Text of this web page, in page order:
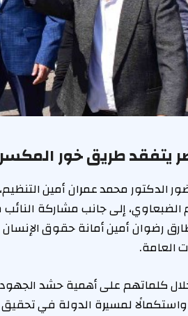
يتفقد طريق خور
الدكتور محمد عمران أمين
الضبعاوي، إلى جانب مشاركة
رضوان أمين أمانة حقوق
العامة.
كلماتهم على أهمية حشد الجهود
لمسيرة الدولة في تحقيق